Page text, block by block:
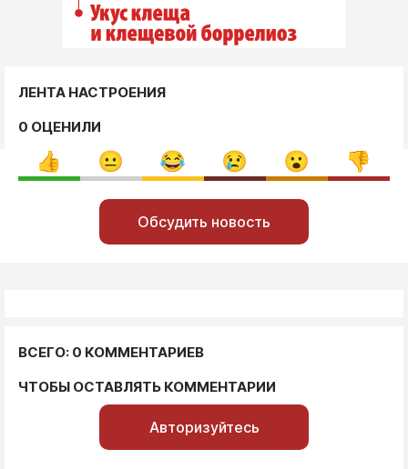
ЛЕНТА НАСТРОЕНИЯ
0 ОЦЕНИЛИ
Обсудить новость
ВСЕГО: 0 КОММЕНТАРИЕВ
ЧТОБЫ ОСТАВЛЯТЬ КОММЕНТАРИИ
Авторизуйтесь